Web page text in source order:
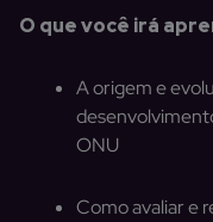
O que você irá
A origem e
ONU
Como avaliar e